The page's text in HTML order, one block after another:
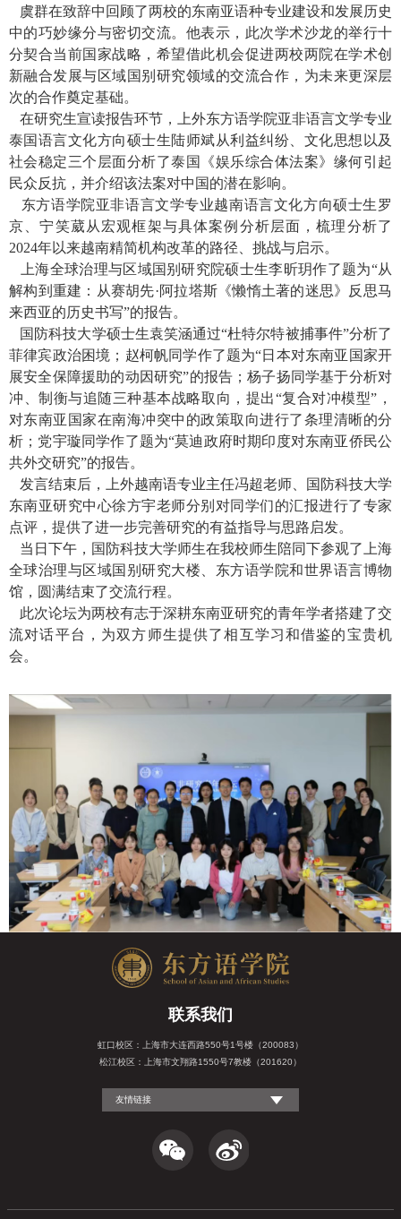
虞群在致辞中回顾了两校的东南亚语种专业建设和发展历史
中的巧妙缘分与密切交流。他表示，此次学术沙龙的举行十
分契合当前国家战略，希望借此机会促进两校两院在学术创
新融合发展与区域国别研究领域的交流合作，为未来更深层
次的合作奠定基础。
在研究生宣读报告环节，上外东方语学院亚非语言文学专业
泰国语言文化方向硕士生陆师斌从利益纠纷、文化思想以及
社会稳定三个层面分析了泰国《娱乐综合体法案》缘何引起
民众反抗，并介绍该法案对中国的潜在影响。
东方语学院亚非语言文学专业越南语言文化方向硕士生罗
京、宁笑葳从宏观框架与具体案例分析层面，梳理分析了
2024年以来越南精简机构改革的路径、挑战与启示。
上海全球治理与区域国别研究院硕士生李昕玥作了题为“从
解构到重建：从赛胡先·阿拉塔斯《懒惰土著的迷思》反思马
来西亚的历史书写”的报告。
国防科技大学硕士生袁笑涵通过“杜特尔特被捕事件”分析了
菲律宾政治困境；赵柯帆同学作了题为“日本对东南亚国家开
展安全保障援助的动因研究”的报告；杨子扬同学基于分析对
冲、制衡与追随三种基本战略取向，提出“复合对冲模型”，
对东南亚国家在南海冲突中的政策取向进行了条理清晰的分
析；党宇璇同学作了题为“莫迪政府时期印度对东南亚侨民公
共外交研究”的报告。
发言结束后，上外越南语专业主任冯超老师、国防科技大学
东南亚研究中心徐方宇老师分别对同学们的汇报进行了专家
点评，提供了进一步完善研究的有益指导与思路启发。
当日下午，国防科技大学师生在我校师生陪同下参观了上海
全球治理与区域国别研究大楼、东方语学院和世界语言博物
馆，圆满结束了交流行程。
此次论坛为两校有志于深耕东南亚研究的青年学者搭建了交
流对话平台，为双方师生提供了相互学习和借鉴的宝贵机
会。
联系我们
虹口校区：上海市大连西路550号1号楼（200083）
松江校区：上海市文翔路1550号7教楼（201620）
友情链接